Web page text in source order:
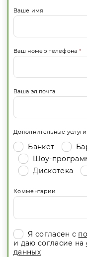
Ваше имя
Ваш номер телефона*
Ваша эл.почта
Дополнительные услуги
Банкет
Шоу-
Дискотека
Комментарии
Я согласен с
и даю согласие на
данных